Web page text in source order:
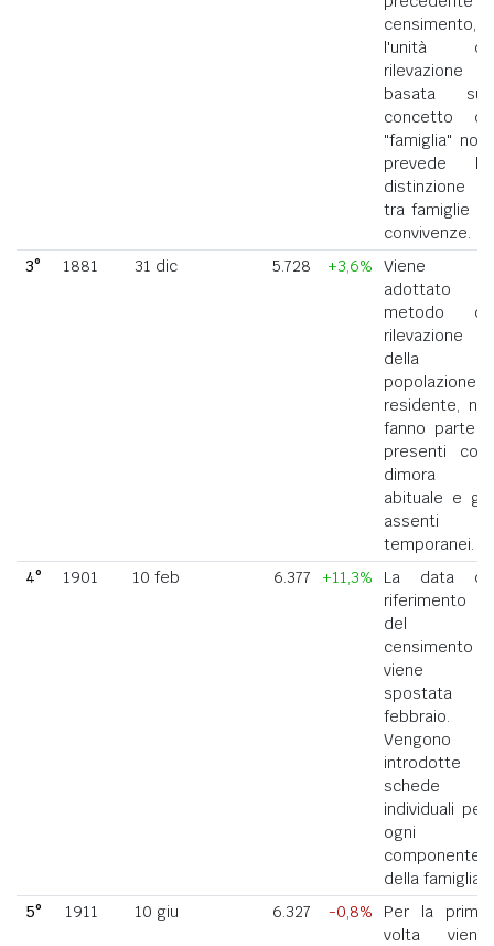
censimento,
l'unità di
rilevazione
basata sul
concetto di
"famiglia" non
prevede la
distinzione
tra famiglie e
convivenze.
3°
1881 31 dic 5.728 +3,6%
Viene
adottato il
metodo di
rilevazione
della
popolazione
residente, ne
fanno parte i
presenti con
dimora
abituale e gli
assenti
temporanei.
4°
1901 10 feb 6.377 +11,3%
La data di
riferimento
del
censimento
viene
spostata a
febbraio.
Vengono
introdotte
schede
individuali per
ogni
componente
della famiglia.
5°
1911 10 giu 6.327 -0,8%
Per la prima
volta viene